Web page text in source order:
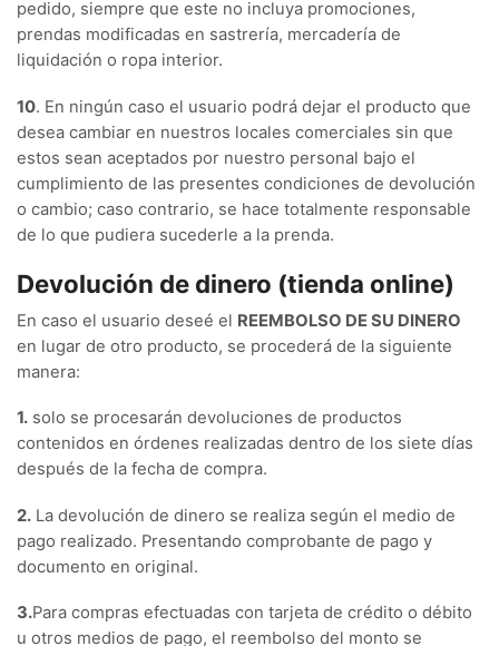
pedido, siempre que este no incluya promociones,
prendas modificadas en sastrería, mercadería de
liquidación o ropa interior.
10. En ningún caso el usuario podrá dejar el producto que
desea cambiar en nuestros locales comerciales sin que
estos sean aceptados por nuestro personal bajo el
cumplimiento de las presentes condiciones de devolución
o cambio; caso contrario, se hace totalmente responsable
de lo que pudiera sucederle a la prenda.
Devolución de dinero (tienda online)
En caso el usuario deseé el REEMBOLSO DE SU DINERO
en lugar de otro producto, se procederá de la siguiente
manera:
1. solo se procesarán devoluciones de productos
contenidos en órdenes realizadas dentro de los siete días
después de la fecha de compra.
2. La devolución de dinero se realiza según el medio de
pago realizado. Presentando comprobante de pago y
documento en original.
3.Para compras efectuadas con tarjeta de crédito o débito
u otros medios de pago, el reembolso del monto se